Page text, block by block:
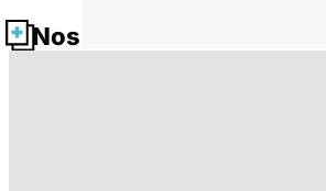
Nos fiches santé